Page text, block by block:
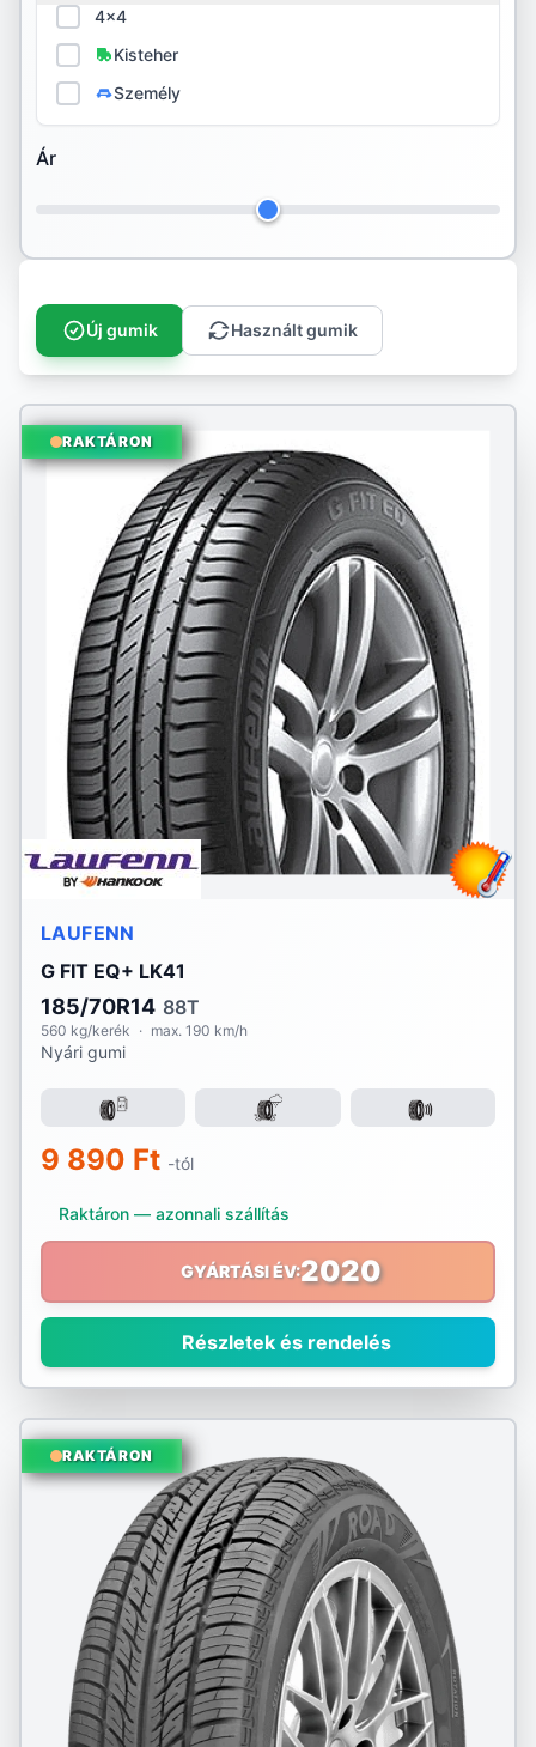
GT Radial
Habilead
Imperial
Kenda
Kingstar
Kleber
Kormoran
Kumho
Landspider
Lassa
Laufenn
Linglong
Marshal
Maxtrek
Michelin
Mirage
Momo
Nankang
Nexen
Nordex
Nortenha
Optimo
Ovation
Pirelli
Platin
PointS
Radar
Riken
4x4
Kisteher
Személy
Ár
Új gumik Használt gumik
RAKTÁRON
LAUFENN
G FIT EQ+ LK41
185/70R14 88T
560 kg/kerék · max. 190 km/h
Nyári gumi
9 890 Ft -tól
Raktáron — azonnali szállítás
GYÁRTÁSI ÉV:2020
Részletek és rendelés
RAKTÁRON